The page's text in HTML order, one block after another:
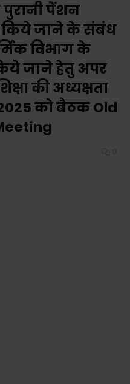
पुरानी पेंशन
किये जाने के संबंध
विभाग के
जाने हेतु अपर
की अध्यक्षता
को बैठक Old